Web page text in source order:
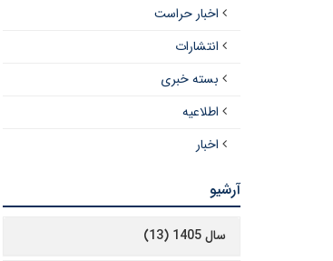
اخبار حراست
انتشارات
بسته خبری
اطلاعیه
اخبار
آرشیو
سال 1405 (13)